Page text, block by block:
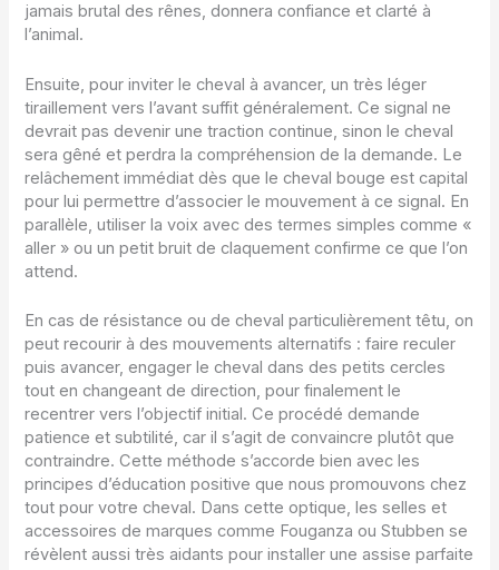
jamais brutal des rênes, donnera confiance et clarté à
l’animal.
Ensuite, pour inviter le cheval à avancer, un très léger
tiraillement vers l’avant suffit généralement. Ce signal ne
devrait pas devenir une traction continue, sinon le cheval
sera gêné et perdra la compréhension de la demande. Le
relâchement immédiat dès que le cheval bouge est capital
pour lui permettre d’associer le mouvement à ce signal. En
parallèle, utiliser la voix avec des termes simples comme «
aller » ou un petit bruit de claquement confirme ce que l’on
attend.
En cas de résistance ou de cheval particulièrement têtu, on
peut recourir à des mouvements alternatifs : faire reculer
puis avancer, engager le cheval dans des petits cercles
tout en changeant de direction, pour finalement le
recentrer vers l’objectif initial. Ce procédé demande
patience et subtilité, car il s’agit de convaincre plutôt que
contraindre. Cette méthode s’accorde bien avec les
principes d’éducation positive que nous promouvons chez
tout pour votre cheval. Dans cette optique, les selles et
accessoires de marques comme Fouganza ou Stubben se
révèlent aussi très aidants pour installer une assise parfaite